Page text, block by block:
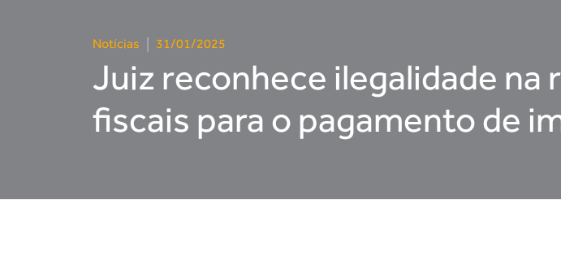
Notícias 31/01/2025
Juiz reconhece ilegalidade na
fiscais para o pagamento de